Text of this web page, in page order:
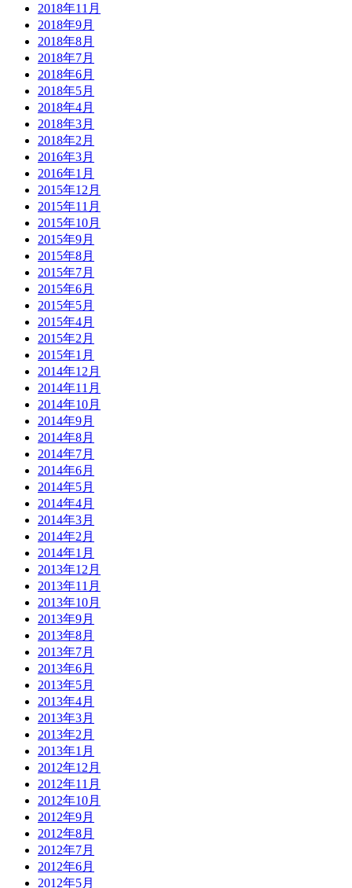
2018年11月
2018年9月
2018年8月
2018年7月
2018年6月
2018年5月
2018年4月
2018年3月
2018年2月
2016年3月
2016年1月
2015年12月
2015年11月
2015年10月
2015年9月
2015年8月
2015年7月
2015年6月
2015年5月
2015年4月
2015年2月
2015年1月
2014年12月
2014年11月
2014年10月
2014年9月
2014年8月
2014年7月
2014年6月
2014年5月
2014年4月
2014年3月
2014年2月
2014年1月
2013年12月
2013年11月
2013年10月
2013年9月
2013年8月
2013年7月
2013年6月
2013年5月
2013年4月
2013年3月
2013年2月
2013年1月
2012年12月
2012年11月
2012年10月
2012年9月
2012年8月
2012年7月
2012年6月
2012年5月